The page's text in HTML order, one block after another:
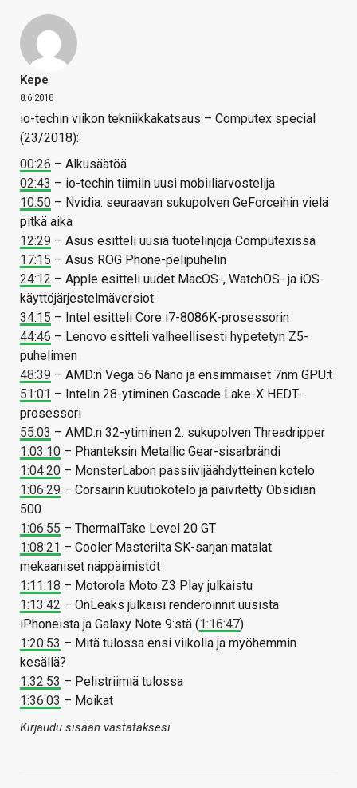
Kepe
8.6.2018
io-techin viikon tekniikkakatsaus – Computex special
(23/2018):
00:26 – Alkusäätöä
02:43 – io-techin tiimiin uusi mobiiliarvostelija
10:50 – Nvidia: seuraavan sukupolven GeForceihin vielä
pitkä aika
12:29 – Asus esitteli uusia tuotelinjoja Computexissa
17:15 – Asus ROG Phone-pelipuhelin
24:12 – Apple esitteli uudet MacOS-, WatchOS- ja iOS-
käyttöjärjestelmäversiot
34:15 – Intel esitteli Core i7-8086K-prosessorin
44:46 – Lenovo esitteli valheellisesti hypetetyn Z5-
puhelimen
48:39 – AMD:n Vega 56 Nano ja ensimmäiset 7nm GPU:t
51:01 – Intelin 28-ytiminen Cascade Lake-X HEDT-
prosessori
55:03 – AMD:n 32-ytiminen 2. sukupolven Threadripper
1:03:10 – Phanteksin Metallic Gear-sisarbrändi
1:04:20 – MonsterLabon passiivijäähdytteinen kotelo
1:06:29 – Corsairin kuutiokotelo ja päivitetty Obsidian
500
1:06:55 – ThermalTake Level 20 GT
1:08:21 – Cooler Masterilta SK-sarjan matalat
mekaaniset näppäimistöt
1:11:18 – Motorola Moto Z3 Play julkaistu
1:13:42 – OnLeaks julkaisi renderöinnit uusista
iPhoneista ja Galaxy Note 9:stä (1:16:47)
1:20:53 – Mitä tulossa ensi viikolla ja myöhemmin
kesällä?
1:32:53 – Pelistriimiä tulossa
1:36:03 – Moikat
Kirjaudu sisään vastataksesi